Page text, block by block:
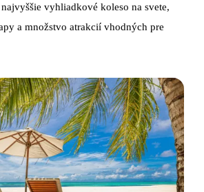
vyhliadkové koleso na svete,
a množstvo atrakcií vhodných pre